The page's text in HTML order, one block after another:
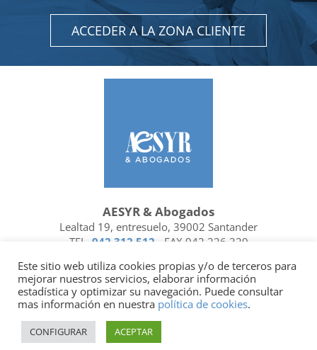
ACCEDER A LA ZONA CLIENTE
AESYR & Abogados
Lealtad 19, entresuelo, 39002 Santander
TEL. 942 312 512 - FAX 942 226 329
FacebookLinkedin
Socio de | Miembro de
Política de privacidad
Este sitio web utiliza cookies propias y/o de terceros para
mejorar nuestros servicios, elaborar información
estadística y optimizar su navegación. Puede consultar
mas información en nuestra política de cookies.
CONFIGURAR ACEPTAR